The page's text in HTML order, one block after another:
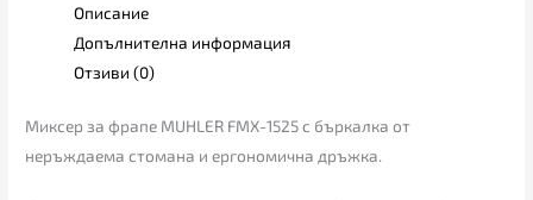
Описание
Допълнителна информация
Отзиви (0)
Миксер за фрапе MUHLER FMX-1525 с бъркалка от
неръждаема стомана и ергономична дръжка.